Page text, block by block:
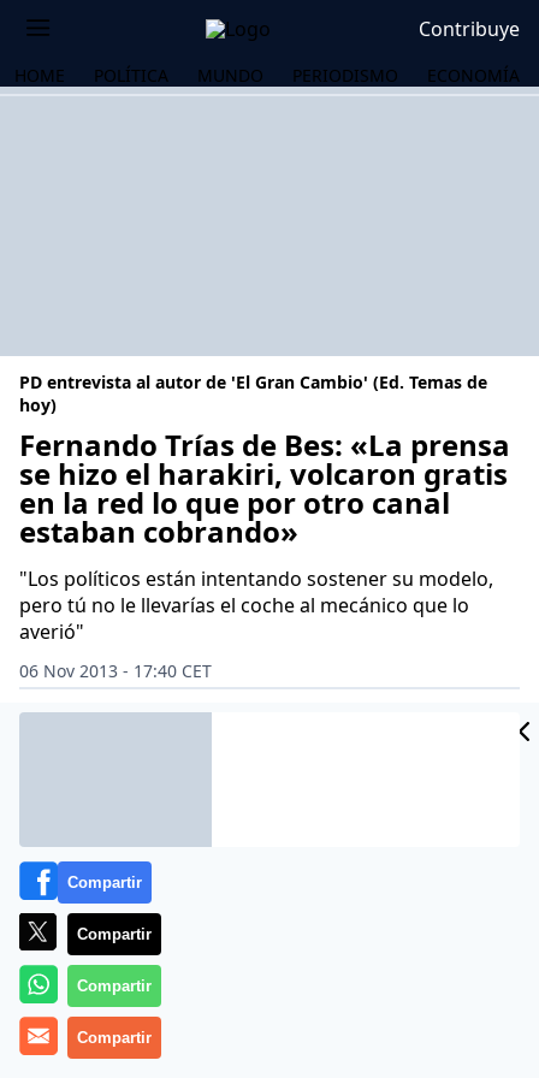
Contribuye
HOME POLÍTICA MUNDO PERIODISMO ECONOMÍA
PD entrevista al autor de 'El Gran Cambio' (Ed. Temas de
hoy)
Fernando Trías de Bes: «La prensa
se hizo el harakiri, volcaron gratis
en la red lo que por otro canal
estaban cobrando»
"Los políticos están intentando sostener su modelo,
pero tú no le llevarías el coche al mecánico que lo
averió"
06 Nov 2013 - 17:40 CET
Archivado en: LIBROS VOLVO
Compartir
Compartir
Compartir
Compartir